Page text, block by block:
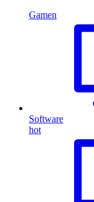
Gamen
Software
hot